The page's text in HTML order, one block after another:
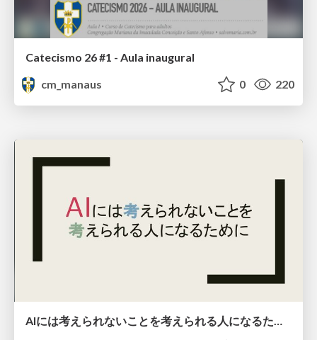
Catecismo 26 #1 - Aula inaugural
cm_manaus
0 220
AIには考えられないことを考えられる人になるために